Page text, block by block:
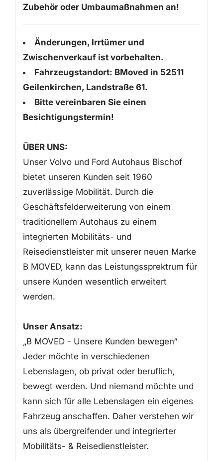
Zubehör oder Umbaumaßnahmen an!
Änderungen, Irrtümer und
Zwischenverkauf ist vorbehalten.
Fahrzeugstandort: BMoved in 52511
Geilenkirchen, Landstraße 61.
Bitte vereinbaren Sie einen
Besichtigungstermin!
ÜBER UNS:
Unser Volvo und Ford Autohaus Bischof
bietet unseren Kunden seit 1960
zuverlässige Mobilität. Durch die
Geschäftsfelderweiterung von einem
traditionellem Autohaus zu einem
integrierten Mobilitäts- und
Reisedienstleister mit unserer neuen Marke
B MOVED, kann das Leistungssprektrum für
unsere Kunden wesentlich erweitert
werden.
Unser Ansatz:
„B MOVED - Unsere Kunden bewegen“
Jeder möchte in verschiedenen
Lebenslagen, ob privat oder beruflich,
bewegt werden. Und niemand möchte und
kann sich für alle Lebenslagen ein eigenes
Fahrzeug anschaffen. Daher verstehen wir
uns als übergreifender und integrierter
Mobilitäts- & Reisedienstleister.